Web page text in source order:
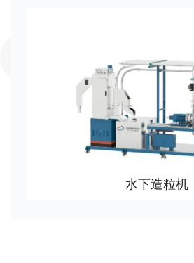
水下造粒机